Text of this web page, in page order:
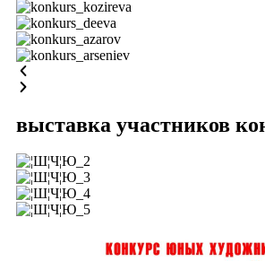
выставка участников